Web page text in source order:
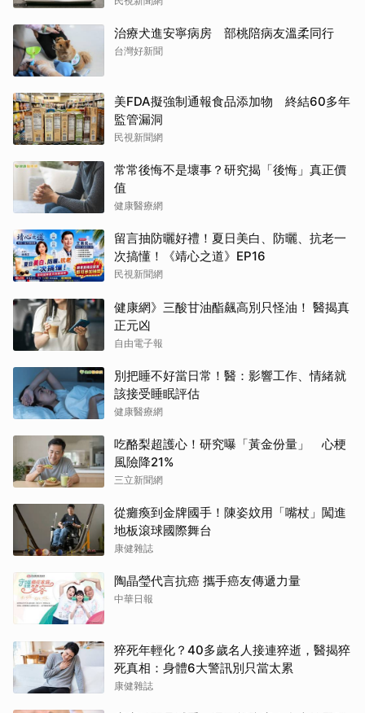
治療犬進安寧病房 部桃陪病友溫柔同行
台灣好新聞
美FDA擬強制通報食品添加物 終結60多年
監管漏洞
民視新聞網
常常後悔不是壞事？研究揭「後悔」真正價
值
健康醫療網
留言抽防曬好禮！夏日美白、防曬、抗老一
次搞懂！《靖心之道》EP16
民視新聞網
健康網》三酸甘油酯飆高別只怪油！ 醫揭真
正元凶
自由電子報
別把睡不好當日常！醫：影響工作、情緒就
該接受睡眠評估
健康醫療網
吃酪梨超護心！研究曝「黃金份量」 心梗
風險降21%
三立新聞網
從癱瘓到金牌國手！陳姿妏用「嘴杖」闖進
地板滾球國際舞台
康健雜誌
陶晶瑩代言抗癌 攜手癌友傳遞力量
中華日報
猝死年輕化？40多歲名人接連猝逝，醫揭猝
死真相：身體6大警訊別只當太累
康健雜誌